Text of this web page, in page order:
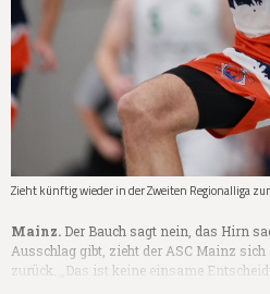
Zieht künftig wieder in der Zweiten Regionalliga
Mainz. Der Bauch sagt nein, das Hirn
Ausschlag gibt, zieht der ASC Mainz
zurück. „Das ist keine einsame